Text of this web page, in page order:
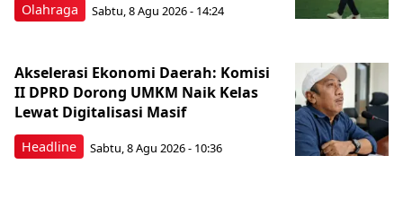
Olahraga Sabtu, 8 Agu 2026 - 14:24
Headline
Akselerasi Ekonomi Daerah: Komisi
II DPRD Dorong UMKM Naik Kelas
Lewat Digitalisasi Masif
Sabtu, 8 Agu 2026 - 10:36